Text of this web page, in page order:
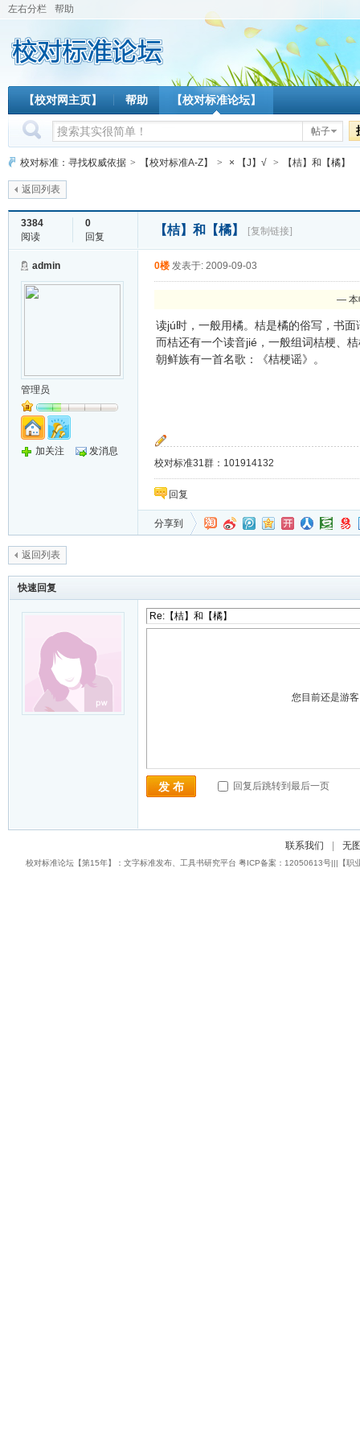
左右分栏 帮助
【校对网主页】 帮助 【校对标准论坛】
帖子
校对标准：寻找权威依据 > 【校对标准A-Z】 > × 【J】√ > 【桔】和【橘】
返回列表
3384
阅读
0
回复
【桔】和【橘】 [复制链接]
admin
管理员
加关注 发消息
0楼 发表于: 2009-09-03
— 本
读jú时，一般用橘。桔是橘的俗写，书面
而桔还有一个读音jié，一般组词桔梗、
朝鲜族有一首名歌：《桔梗谣》。
校对标准31群：101914132
回复
分享到
返回列表
快速回复
您目前还是游
发 布 回复后跳转到最后一页
联系我们 无
校对标准论坛【第15年】：文字标准发布、工具书研究平台 粤ICP备案：12050613号|||【